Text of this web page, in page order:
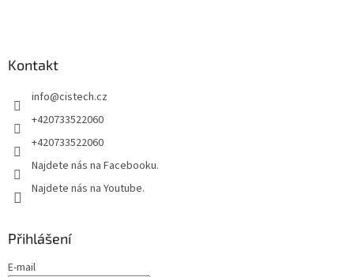
Kontakt
info@cistech.cz
+420733522060
+420733522060
Najdete nás na Facebooku.
Najdete nás na Youtube.
Přihlášení
E-mail